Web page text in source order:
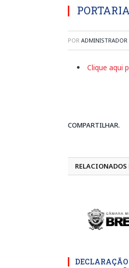
POR ADMINISTRADOR
Clique aqui
COMPARTILHAR.
RELACIONADOS